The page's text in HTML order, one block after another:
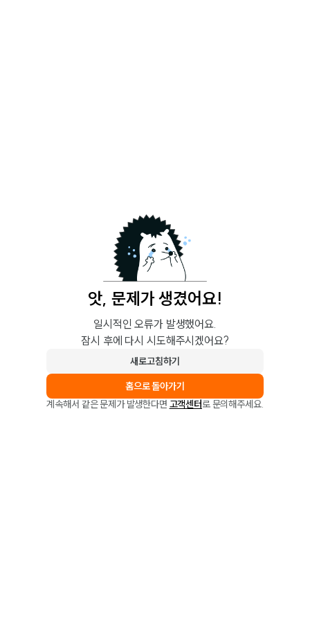
앗, 문제가 생겼어요!
일시적인 오류가 발생했어요.
잠시 후에 다시 시도해주시겠어요?
새로고침하기
홈으로 돌아가기
계속해서 같은 문제가 발생한다면 고객센터로 문의해주세요.